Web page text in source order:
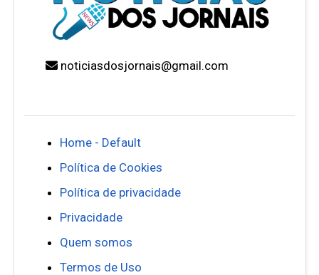
noticiasdosjornais@gmail.com
Home - Default
Política de Cookies
Política de privacidade
Privacidade
Quem somos
Termos de Uso